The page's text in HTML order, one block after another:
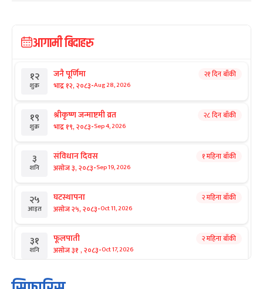
आगामी बिदाहरु
१२
शुक्र
जनै पूर्णिमा
भाद्र १२, २०८३-Aug 28, 2026
२१ दिन बाँकी
१९
शुक्र
श्रीकृष्ण जन्माष्टमी व्रत
भाद्र १९, २०८३-Sep 4, 2026
२८ दिन बाँकी
३
शनि
संविधान दिवस
असोज ३, २०८३-Sep 19, 2026
१ महिना बाँकी
२५
आइत
घटस्थापना
असोज २५, २०८३-Oct 11, 2026
२ महिना बाँकी
३१
शनि
फूलपाती
असोज ३१ , २०८३-Oct 17, 2026
२ महिना बाँकी
१ कार्तिक सङ्क्रान्ति